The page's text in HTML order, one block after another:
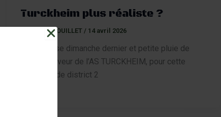
Turckheim plus réaliste ?
Gilles FOUILLET / 14 avril 2026
Météo grise dimanche dernier et petite pluie de
buts, en faveur de l’AS TURCKHEIM, pour cette
rencontre de district 2